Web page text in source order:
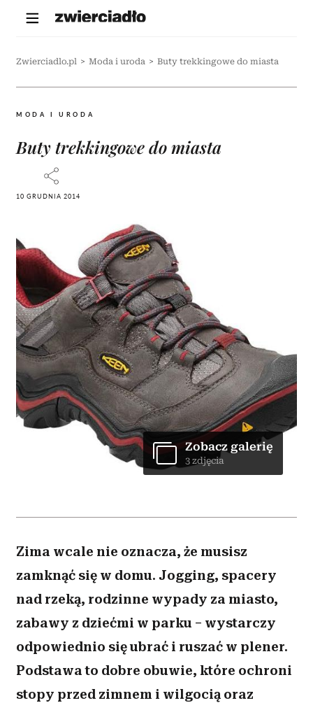
Zwierciadlo.pl > Moda i uroda > Buty trekkingowe do miasta
MODA I URODA
Buty trekkingowe do miasta
10 GRUDNIA 2014
Zobacz galerię
3 zdjęcia
Zima wcale nie oznacza, że musisz
zamknąć się w domu. Jogging, spacery
nad rzeką, rodzinne wypady za miasto,
zabawy z dziećmi w parku – wystarczy
odpowiednio się ubrać i ruszać w plener.
Podstawa to dobre obuwie, które ochroni
stopy przed zimnem i wilgocią oraz